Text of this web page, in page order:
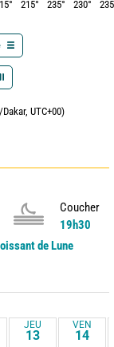
° 215° 235° 230° 235
UTC+00)
Coucher
19h30
de Lune
JEU
13
VEN
14